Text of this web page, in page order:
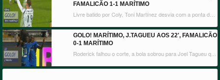
FAMALICÃO 1-1 MARÍTIMO
GOLO! MARÍTIMO, J.TAGUEU AOS 22', FAMALICÃO
0-1 MARÍTIMO